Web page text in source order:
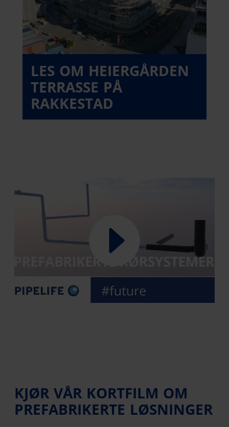
LES OM HEIERGÅRDEN
TERRASSE PÅ
RAKKESTAD
KJØR VÅR KORTFILM OM
PREFABRIKERTE LØSNINGER